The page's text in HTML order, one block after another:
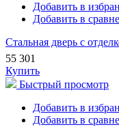
Добавить в
Добавить в
Стальная дверь с
55 301
Купить
Быстрый просмотр
Добавить в
Добавить в